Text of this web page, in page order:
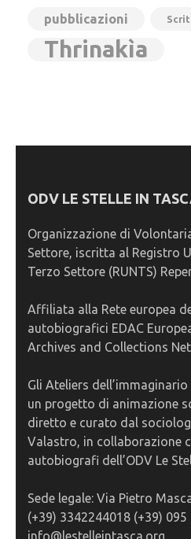
pubblicazioni
Thrinakìa
ODV LE STELLE IN
Organizzazione di
Settore, iscritta al Registro
Terzo Settore (RUNTS)
Affiliata alla Rete europea
autobiografici EDAC
Archives and Collections
Gli Ateliers
un progetto di animazione
diretto e curato dal
Valastro, in collaborazione
autobiografi dell’ODV Le
Sede legale: Via Pietro
(+39) 3342244018 (+39) 095
info@lestelleintasca.org